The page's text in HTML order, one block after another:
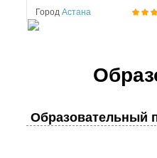
Город Астана
Образовательный